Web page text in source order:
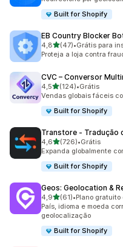
Built for Shopify
EB Country Blocker
4,8de 5 estrelas
(47)
47 avaliações ao todo
•Grátis para
Proteja a loja contra
CVC – Conversor
4,5de 5 estrelas
(124)
124 avaliações ao todo
•Grátis
Vendas globais fáceis
Built for Shopify
Transtore ‑ Tradução
4,6de 5 estrelas
(726)
726 avaliações ao todo
•Grátis
Expanda globalmente
Built for Shopify
Geos: Geolocation &
4,9de 5 estrelas
(61)
61 avaliações ao todo
•Plano gratuito
País, idioma e moeda
geolocalização
Built for Shopify